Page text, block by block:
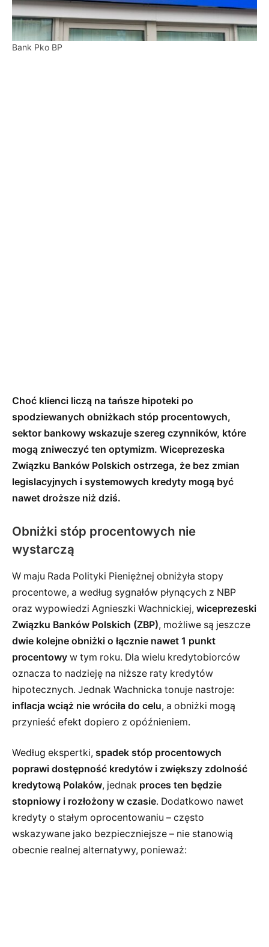
Bank Pko BP
Choć klienci liczą na tańsze hipoteki po
spodziewanych obniżkach stóp procentowych,
sektor bankowy wskazuje szereg czynników, które
mogą zniweczyć ten optymizm. Wiceprezeska
Związku Banków Polskich ostrzega, że bez zmian
legislacyjnych i systemowych kredyty mogą być
nawet droższe niż dziś.
Obniżki stóp procentowych nie
wystarczą
W maju Rada Polityki Pieniężnej obniżyła stopy
procentowe, a według sygnałów płynących z NBP
oraz wypowiedzi Agnieszki Wachnickiej, wiceprezeski
Związku Banków Polskich (ZBP), możliwe są jeszcze
dwie kolejne obniżki o łącznie nawet 1 punkt
procentowy w tym roku. Dla wielu kredytobiorców
oznacza to nadzieję na niższe raty kredytów
hipotecznych. Jednak Wachnicka tonuje nastroje:
inflacja wciąż nie wróciła do celu, a obniżki mogą
przynieść efekt dopiero z opóźnieniem.
Według ekspertki, spadek stóp procentowych
poprawi dostępność kredytów i zwiększy zdolność
kredytową Polaków, jednak proces ten będzie
stopniowy i rozłożony w czasie. Dodatkowo nawet
kredyty o stałym oprocentowaniu – często
wskazywane jako bezpieczniejsze – nie stanowią
obecnie realnej alternatywy, ponieważ: